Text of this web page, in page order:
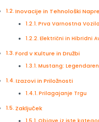
Inovacije in Tehnološki
Prva Varnostna Vozila
Električni in Hibridni
Ford v Kulture in Družbi
Mustang:
Izazovi in Priložnosti
Prilagajanje Trgu
Zaključek